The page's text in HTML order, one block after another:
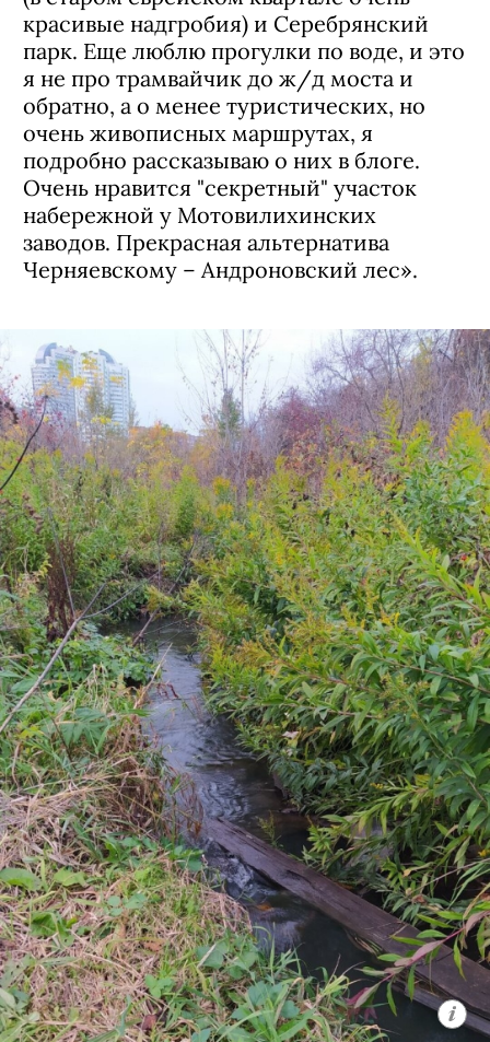
«Для меня это Егошихинский некрополь
(в старом еврейском квартале очень
красивые надгробия) и Серебрянский
парк. Еще люблю прогулки по воде, и это
я не про трамвайчик до ж/д моста и
обратно, а о менее туристических, но
очень живописных маршрутах, я
подробно рассказываю о них в блоге.
Очень нравится "секретный" участок
набережной у Мотовилихинских
заводов. Прекрасная альтернатива